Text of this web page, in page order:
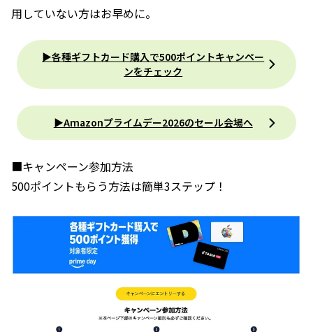
用していない方はお早めに。
▶︎各種ギフトカード購入で500ポイントキャンペー
ンをチェック
▶︎Amazonプライムデー2026のセール会場へ
■キャンペーン参加方法
500ポイントもらう方法は簡単3ステップ！